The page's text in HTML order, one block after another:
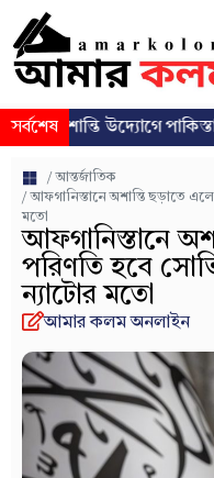
সর্বশেষউদ্যোগে পাকিস্তানের
/আন্তর্জাতিক
/ আফগানিস্তানে অশান্তি ছড়াতে
মতো
আফগানিস্তানে
পরিণতি হবে
ন্যাটোর মতো
আমার কলম অনলাইন